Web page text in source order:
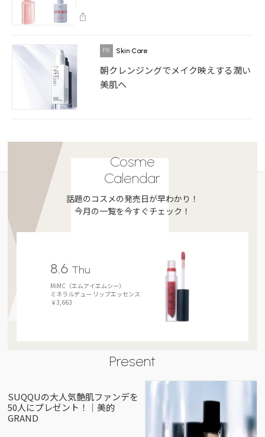
Skin Care
朝クレンジングでメイク映えする潤い
美肌へ
Cosme
Calendar
話題のコスメの発売日が早わかり！
今月の一覧を今すぐチェック！
8.6 Thu
MiMC（エムアイエムシー）
ミネラルデュー リップエッセンス
￥3,663
Present
SUQQUの大人気艶肌ファンデを
50人にプレゼント！｜美的
GRAND